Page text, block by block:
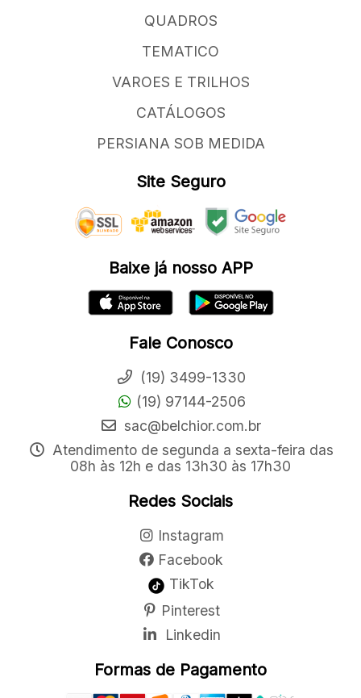
QUADROS
TEMATICO
VAROES E TRILHOS
CATÁLOGOS
PERSIANA SOB MEDIDA
Site Seguro
Baixe já nosso APP
Fale Conosco
(19) 3499-1330
(19) 97144-2506
sac@belchior.com.br
Atendimento de segunda a sexta-feira das
08h às 12h e das 13h30 às 17h30
Redes Sociais
Instagram
Facebook
TikTok
Pinterest
Linkedin
Formas de Pagamento